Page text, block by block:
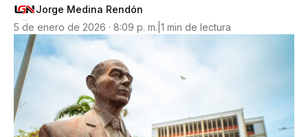
Jorge Medina Rendón
5 de enero de 2026 · 8:09 p. m. 1 min de lectura